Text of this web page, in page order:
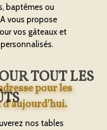
baptêmes ou
vous propose
vos gâteaux et
pour les
TOUT LES
nos tables